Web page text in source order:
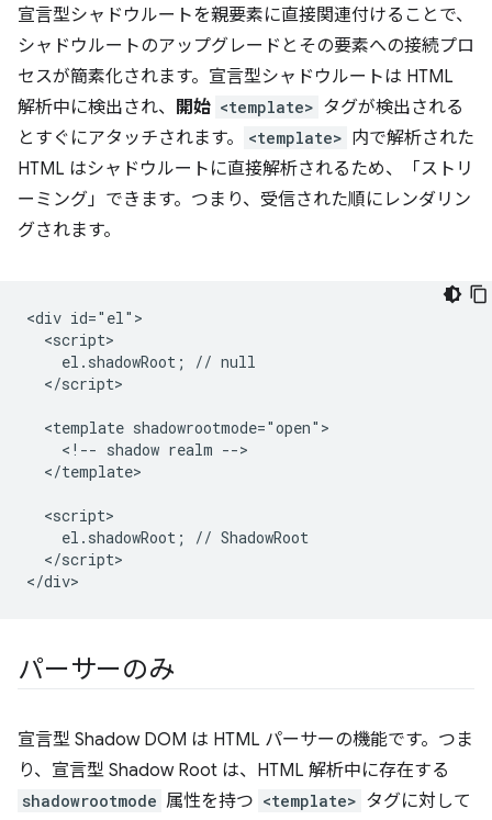
宣言型シャドウルートを親要素に直接関連付けることで、
シャドウルートのアップグレードとその要素への接続プロ
セスが簡素化されます。宣言型シャドウルートは HTML
解析中に検出され、
開始 <template> タグが検出される
とすぐにアタッチされます。
<template> 内で解析された
HTML はシャドウルートに直接解析されるため、「ストリ
ーミング」できます。つまり、受信された順にレンダリン
グされます。
<div id="el">
  <script>
    el.shadowRoot; // null
  </script>
  <template shadowrootmode="open">
    <!-- shadow realm -->
  </template>
  <script>
    el.shadowRoot; // ShadowRoot
  </script>
パーサーのみ
宣言型 Shadow DOM は HTML パーサーの機能です。つま
り、宣言型 Shadow Root は、HTML 解析中に存在する
shadowrootmode 属性を持つ <template> タグに対して